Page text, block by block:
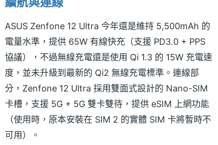
ASUS Zenfone 12 Ultra 今年還是維持 5,500mAh 的
電量水準，提供 65W 有線快充（支援 PD3.0 + PPS
協議），不過無線充電還是使用 Qi 1.3 的 15W 充電速
度，並未升級到最新的 Qi2 無線充電標準。連線部
分，Zenfone 12 Ultra 採用雙面式設計的 Nano-SIM
卡槽，支援 5G + 5G 雙卡雙待，提供 eSIM 上網功能
（使用時，原本安裝在 SIM 2 的實體 SIM 卡將暫時不
可用）。